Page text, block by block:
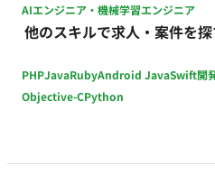
AIエンジニア・機械学習エンジニア
他のスキルで求人・案件を
PHPJavaRubyAndroid JavaSwift開
Objective-CPython